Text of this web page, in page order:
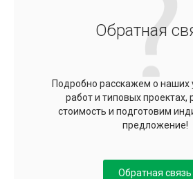
Обратная
Подробно расскажем о наших
работ и типовых проектах,
стоимость и подготовим
предложение!
Обратная связь